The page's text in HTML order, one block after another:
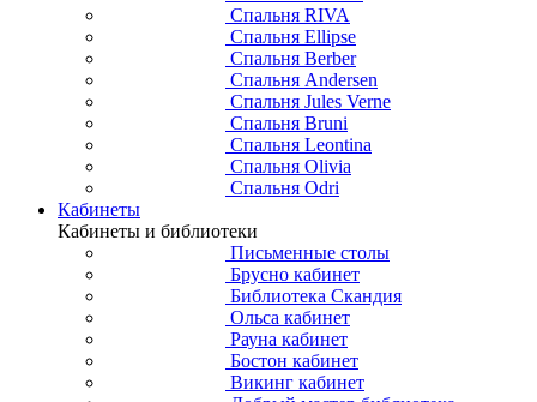
Спальня RIVA
Спальня Ellipse
Спальня Berber
Спальня Andersen
Спальня Jules Verne
Спальня Bruni
Спальня Leontina
Спальня Olivia
Спальня Odri
Кабинеты
Кабинеты и библиотеки
Письменные столы
Брусно кабинет
Библиотека Скандия
Ольса кабинет
Рауна кабинет
Бостон кабинет
Викинг кабинет